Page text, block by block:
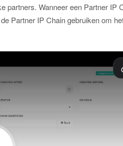
partners. Wanneer een Partner IP
Partner IP Chain gebruiken om